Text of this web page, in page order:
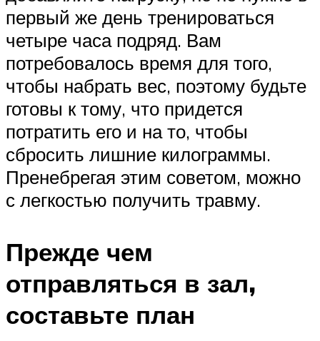
первый же день тренироваться
четыре часа подряд. Вам
потребовалось время для того,
чтобы набрать вес, поэтому будьте
готовы к тому, что придется
потратить его и на то, чтобы
сбросить лишние килограммы.
Пренебрегая этим советом, можно
с легкостью получить травму.
Прежде чем
отправляться в зал,
составьте план